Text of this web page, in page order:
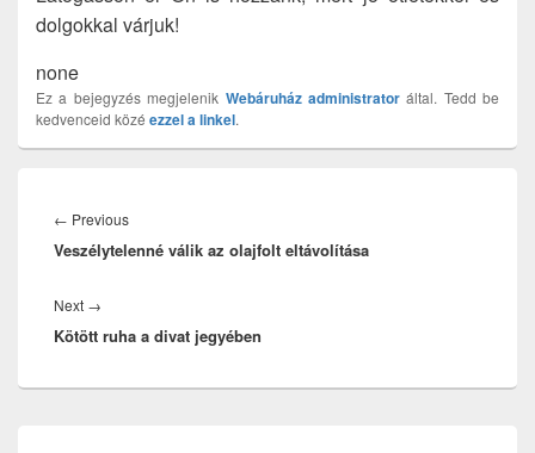
dolgokkal várjuk!
none
Ez a bejegyzés megjelenik Webáruház administratoráltal. Tedd be
kedvenceid közé ezzel a linkel.
navigáció
← PreviousPrevious
post:
Veszélytelenné válik az olajfolt eltávolítása
Next →
post:
Kötött ruha a divat jegyében